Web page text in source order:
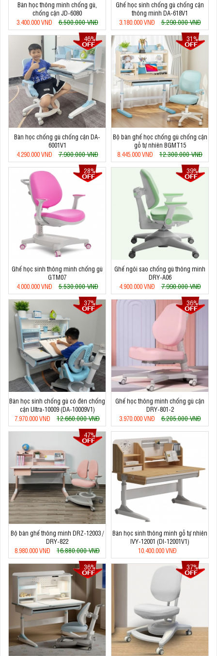
Bàn học thông minh chống gù,
chống cận JD-6080
3.400.000 VNĐ
6.500.000 VNĐ
Ghế học sinh chống gù chống cận
thông minh DA-618V1
3.180.000 VNĐ
5.290.000 VNĐ
46%
Bàn học chống gù chống cận DA-
6001V1
4.290.000 VNĐ
7.900.000 VNĐ
31%
Bộ bàn ghế học chống gù chống cận
gỗ tự nhiên BGMT15
8.445.000 VNĐ
12.300.000 VNĐ
28%
Ghế học sinh thông minh chống gù
GTM07
4.000.000 VNĐ
5.530.000 VNĐ
39%
Ghế ngôi sao chống gù thông minh
DRY-A06
4.900.000 VNĐ
7.990.000 VNĐ
37%
Bàn học sinh chống gù có đèn chống
cận Ultra-10009 (DA-10009V1)
7.970.000 VNĐ
12.660.000 VNĐ
36%
Ghế học thông minh chống gù cận
DRY-801-2
3.970.000 VNĐ
6.205.000 VNĐ
47%
Bộ bàn ghế thông minh DRZ-12003 /
DRY-822
8.980.000 VNĐ
16.880.000 VNĐ
Bàn học sinh thông minh gỗ tự nhiên
IVY-12001 (DI-12001V1)
10.400.000 VNĐ
36% 37%